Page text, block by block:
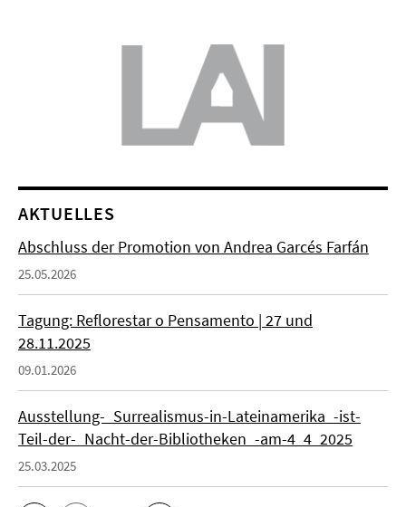
AKTUELLES
Abschluss der Promotion von Andrea Garcés Farfán
25.05.2026
Tagung: Reflorestar o Pensamento | 27 und
28.11.2025
09.01.2026
Ausstellung-_Surrealismus-in-Lateinamerika_-ist-
Teil-der-_Nacht-der-Bibliotheken_-am-4_4_2025
25.03.2025